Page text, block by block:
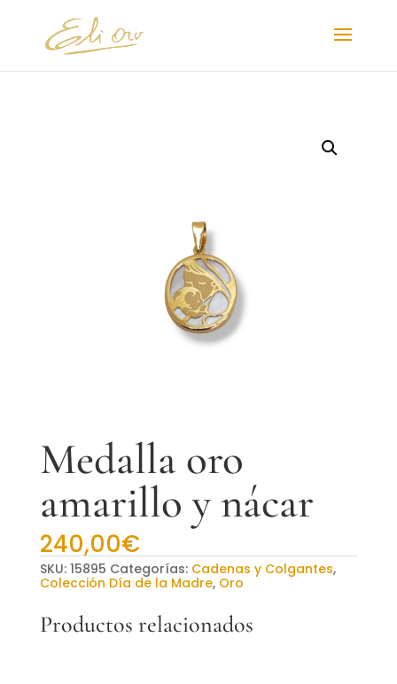
Medalla oro
amarillo y nácar
240,00€
SKU: 15895 Categorías: Cadenas y Colgantes,
Colección Día de la Madre, Oro
Productos relacionados